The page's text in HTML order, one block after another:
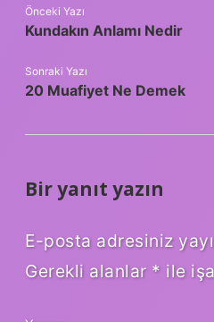
Önceki Yazı
Kundakın Anlamı Nedir
Sonraki Yazı
20 Muafiyet Ne Demek
Bir yanıt yazın
E-posta adresiniz
Gerekli alanlar * ile